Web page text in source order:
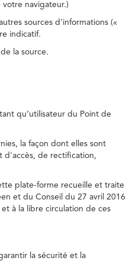
votre navigateur.)
sources d'informations («
indicatif.
la source.
qu’utilisateur du Point de
la façon dont elles sont
d'accès, de rectification,
plate-forme recueille et traite
et du Conseil du 27 avril 2016
à la libre circulation de ces
la sécurité et la